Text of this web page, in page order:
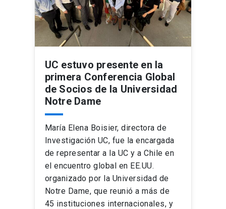
UC estuvo presente en la
primera Conferencia Global
de Socios de la Universidad
Notre Dame
María Elena Boisier, directora de
Investigación UC, fue la encargada
de representar a la UC y a Chile en
el encuentro global en EE.UU.
organizado por la Universidad de
Notre Dame, que reunió a más de
45 instituciones internacionales, y